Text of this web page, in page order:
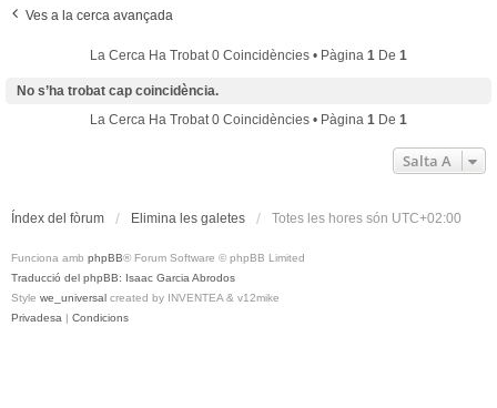
Ves a la cerca avançada
La Cerca Ha Trobat 0 Coincidències • Pàgina 1 De 1
No s’ha trobat cap coincidència.
La Cerca Ha Trobat 0 Coincidències • Pàgina 1 De 1
Salta A
Índex del fòrum Elimina les galetes Totes les hores són UTC+02:00
Funciona amb phpBB® Forum Software © phpBB Limited
Traducció del phpBB: Isaac Garcia Abrodos
Style we_universal created by INVENTEA & v12mike
Privadesa | Condicions